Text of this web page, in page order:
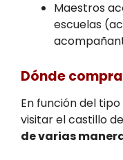
Maestros
escuelas
Dónde
En función del
visitar el castillo
de varias